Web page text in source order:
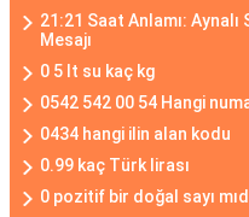
21:21 Saat Anlamı:
Mesajı
0 5 lt su kaç kg
0542 542 00 54 Hangi
0434 hangi ilin alan kodu
0.99 kaç Türk lirası
0 pozitif bir doğal sayı